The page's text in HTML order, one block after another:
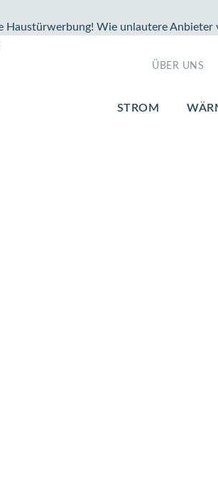
Haustürwerbung! Wie unlautere Anbieter
ÜBER UNS
STROM